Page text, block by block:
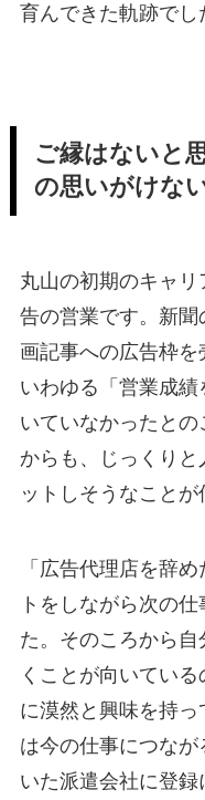
育んできた軌跡でし
ご縁はないと
の思いがけな
丸山の初期のキャ
告の営業です。新
画記事への広告枠を
いわゆる「営業成
いていなかったと
からも、じっくり
ットしそうなことが
「広告代理店を辞
トをしながら次の
た。そのころから
くことが向いてい
に漠然と興味を持
は今の仕事につな
いた派遣会社に登